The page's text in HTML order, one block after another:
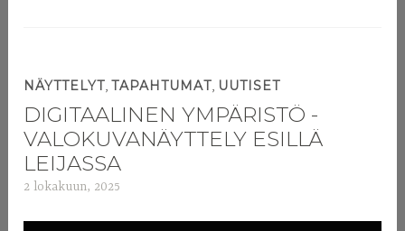
NÄYTTELYT,TAPAHTUMAT, UUTISET
DIGITAALINEN YMPÄRISTÖ -
VALOKUVANÄYTTELY ESILLÄ
LEIJASSA
2 lokakuun, 2025